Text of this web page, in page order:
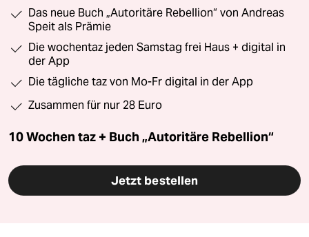
Das neue Buch „Autoritäre Rebellion“ von Andreas
Speit als Prämie
Die wochentaz jeden Samstag frei Haus + digital in
der App
Die tägliche taz von Mo-Fr digital in der App
Zusammen für nur 28 Euro
10 Wochen taz + Buch „Autoritäre Rebellion“
Jetzt bestellen